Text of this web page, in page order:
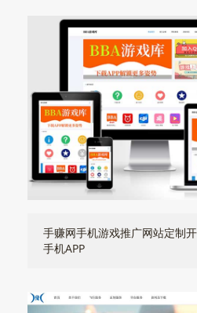
手赚网手机游戏推广网站定制
手机APP